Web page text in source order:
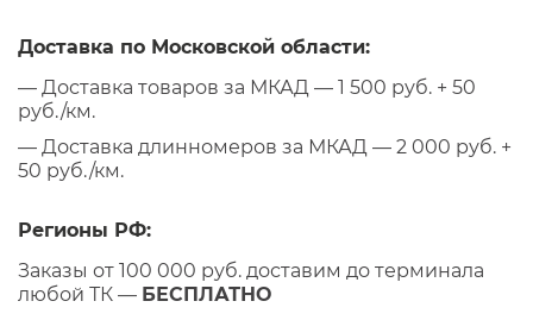
Доставка по Московской области:
— Доставка товаров за МКАД — 1 500 руб. + 50
руб./км.
— Доставка длинномеров за МКАД — 2 000 руб. +
50 руб./км.
Регионы РФ:
Заказы от 100 000 руб. доставим до терминала
любой ТК — БЕСПЛАТНО